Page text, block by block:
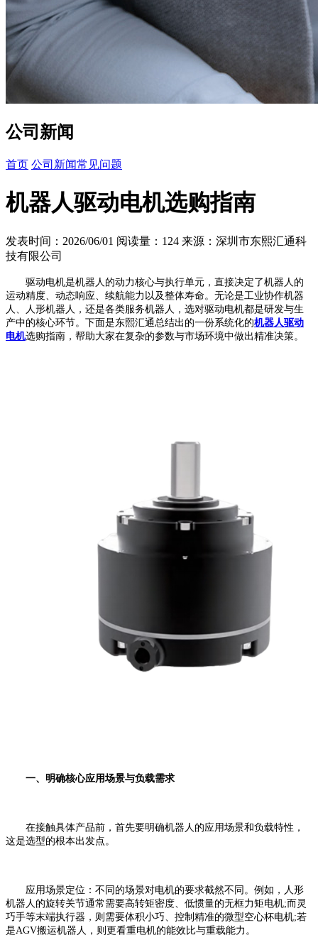
公司新闻
首页 公司新闻常见问题
机器人驱动电机选购指南
发表时间：2026/06/01 阅读量：124 来源：深圳市东熙汇通科
技有限公司
驱动电机是机器人的动力核心与执行单元，直接决定了机器人的
运动精度、动态响应、续航能力以及整体寿命。无论是工业协作机器
人、人形机器人，还是各类服务机器人，选对驱动电机都是研发与生
产中的核心环节。下面是东熙汇通总结出的一份系统化的机器人驱动
电机选购指南，帮助大家在复杂的参数与市场环境中做出精准决策。
一、明确核心应用场景与负载需求
在接触具体产品前，首先要明确机器人的应用场景和负载特性，
这是选型的根本出发点。
应用场景定位：不同的场景对电机的要求截然不同。例如，人形
机器人的旋转关节通常需要高转矩密度、低惯量的无框力矩电机;而灵
巧手等末端执行器，则需要体积小巧、控制精准的微型空心杯电机;若
是AGV搬运机器人，则更看重电机的能效比与重载能力。